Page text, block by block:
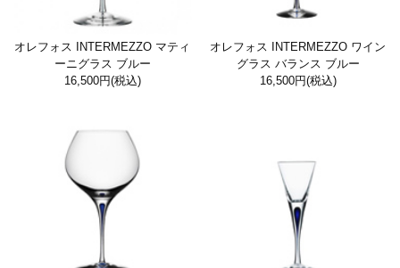
オレフォス INTERMEZZO マティ
ーニグラス ブルー
16,500円(税込)
オレフォス INTERMEZZO ワイン
グラス バランス ブルー
16,500円(税込)